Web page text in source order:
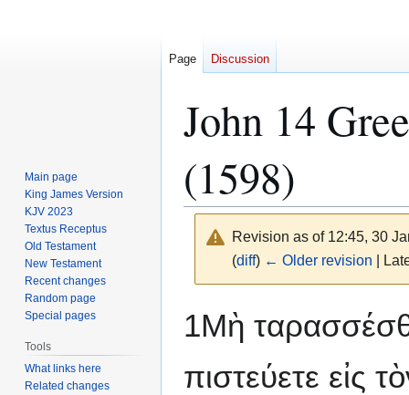
John 14
(1598)
Revision as of 12:45, 30
(diff) ← Older revision |
1Μὴ
πιστεύετε εἰς
Page Discussion
Main page
King James Version
KJV 2023
Textus Receptus
Old Testament
New Testament
Recent changes
Random page
Special pages
Tools
What links here
Related changes